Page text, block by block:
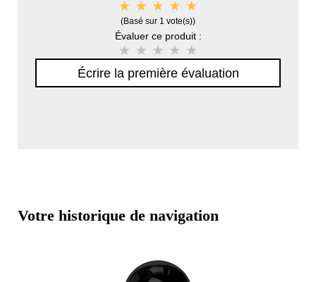
(Basé sur 1 vote(s))
Évaluer ce produit :
Écrire la première évaluation
Votre historique de navigation